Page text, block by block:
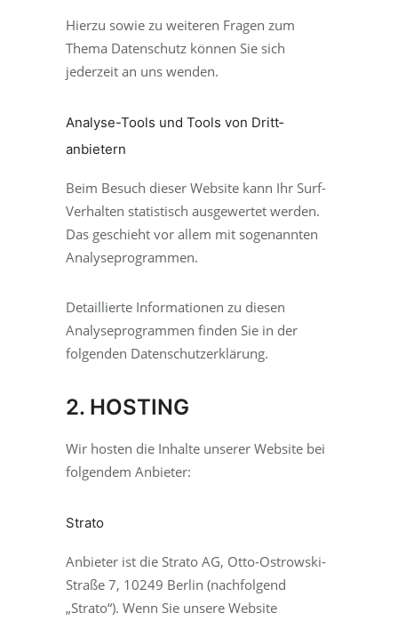
Hierzu sowie zu weiteren Fragen zum
Thema Datenschutz können Sie sich
jederzeit an uns wenden.
Analyse-Tools und Tools von Dritt­
anbietern
Beim Besuch dieser Website kann Ihr Surf-
Verhalten statistisch ausgewertet werden.
Das geschieht vor allem mit sogenannten
Analyseprogrammen.
Detaillierte Informationen zu diesen
Analyseprogrammen finden Sie in der
folgenden Datenschutzerklärung.
2. HOSTING
Wir hosten die Inhalte unserer Website bei
folgendem Anbieter:
Strato
Anbieter ist die Strato AG, Otto-Ostrowski-
Straße 7, 10249 Berlin (nachfolgend
„Strato“). Wenn Sie unsere Website